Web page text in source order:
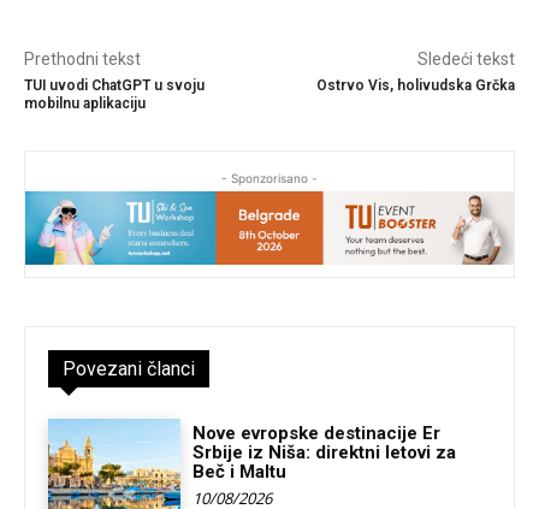
Prethodni tekst
TUI uvodi ChatGPT u svoju
mobilnu aplikaciju
Sledeći tekst
Ostrvo Vis, holivudska Grčka
- Sponzorisano -
Povezani članci
Nove evropske destinacije Er
Srbije iz Niša: direktni letovi za
Beč i Maltu
10/08/2026